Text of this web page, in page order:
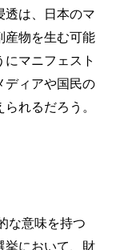
は、日本のマ
産物を生む可能
マニフェスト
ディアや国民の
れるだろう。
な意味を持つ
挙において、財